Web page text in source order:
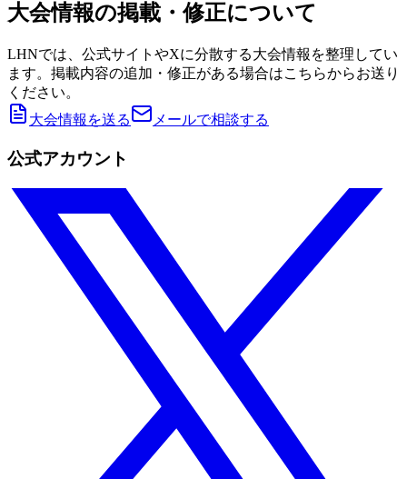
大会情報の掲載・修正について
LHNでは、公式サイトやXに分散する大会情報を整理してい
ます。掲載内容の追加・修正がある場合はこちらからお送り
ください。
大会情報を送る
メールで相談する
公式アカウント